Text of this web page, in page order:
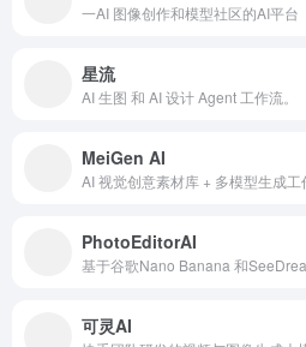
一AI 图像创作和模型社区的AI平台
星流
AI 生图 和 AI 设计 Agent 工作流。
MeiGen AI
AI 视觉创意素材库 + 多模型生成工
PhotoEditorAI
基于谷歌Nano Banana 和
可灵AI